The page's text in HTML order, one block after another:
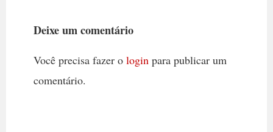
Deixe um comentário
Você precisa fazer o loginpara publicar um
comentário.